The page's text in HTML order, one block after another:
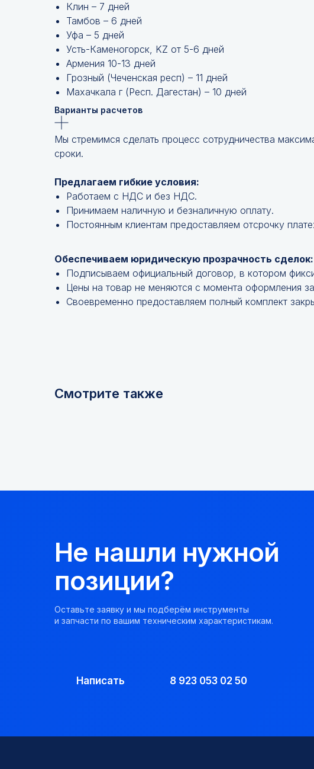
Клин – 7 дней
Тамбов – 6 дней
Уфа – 5 дней
Усть-Каменогорск, KZ от 5-6 дней
Армения 10-13 дней
Грозный (Чеченская респ) – 11 дней
Махачкала г (Респ. Дагестан) – 10 дней
Варианты расчетов
Мы стремимся сделать процесс сотрудничества
сроки.
Предлагаем гибкие условия:
Работаем с НДС и без НДС.
Принимаем наличную и безналичную оплату.
Постоянным клиентам предоставляем отсрочку
Обеспечиваем юридическую прозрачность сделок:
Подписываем официальный договор, в котором
Цены на товар не меняются с момента оформления
Своевременно предоставляем полный комплект
Смотрите также
Не нашли нужной
позиции?
Оставьте заявку и мы подберём инструменты
и запчасти по вашим техническим характеристикам.
Написать 8 923 053 02 50